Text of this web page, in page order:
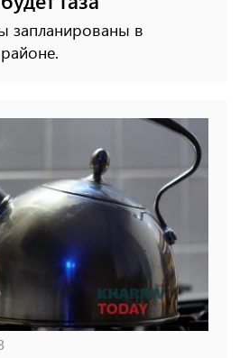
запланированы в